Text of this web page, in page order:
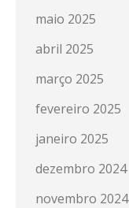
maio 2025
abril 2025
março 2025
fevereiro 2025
janeiro 2025
dezembro 2024
novembro 2024